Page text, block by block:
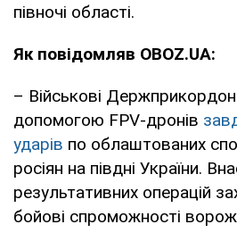
півночі області.
Як повідомляв OBOZ.UA:
– Військові
допомогою FPV-дронів
ударів по облаштованих
росіян на півдні України.
результативних операцій
бойові спроможності